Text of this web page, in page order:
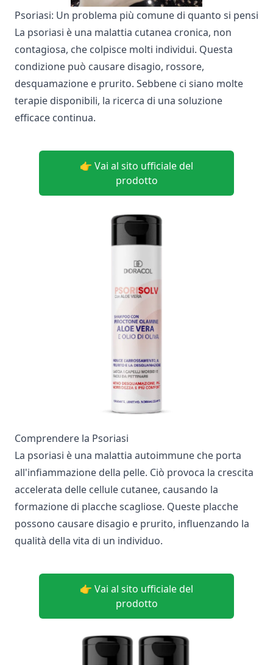
Psoriasi: Un problema più comune di quanto si pensi
La psoriasi è una malattia cutanea cronica, non
contagiosa, che colpisce molti individui. Questa
condizione può causare disagio, rossore,
desquamazione e prurito. Sebbene ci siano molte
terapie disponibili, la ricerca di una soluzione
efficace continua.
👉 Vai al sito ufficiale del
prodotto
Comprendere la Psoriasi
La psoriasi è una malattia autoimmune che porta
all'infiammazione della pelle. Ciò provoca la crescita
accelerata delle cellule cutanee, causando la
formazione di placche scagliose. Queste placche
possono causare disagio e prurito, influenzando la
qualità della vita di un individuo.
👉 Vai al sito ufficiale del
prodotto